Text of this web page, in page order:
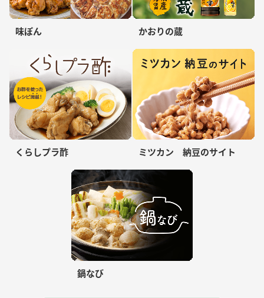
味ぽん かおりの蔵
くらしプラ酢 ミツカン 納豆のサイト
鍋なび